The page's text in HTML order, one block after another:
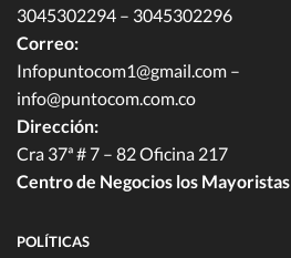
3045302294 – 3045302296
Correo:
Infopuntocom1@gmail.com –
info@puntocom.com.co
Dirección:
Cra 37ª # 7 – 82 Oficina 217
Centro de Negocios los Mayoristas
POLÍTICAS